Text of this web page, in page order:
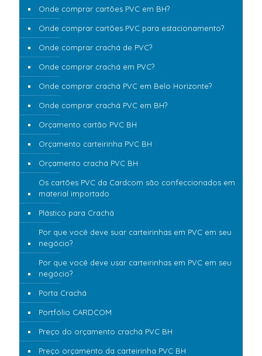
Onde comprar cartões PVC em BH?
Onde comprar cartões PVC para estacionamento?
Onde comprar crachá de PVC?
Onde comprar crachá em PVC?
Onde comprar crachá PVC em Belo Horizonte?
Onde comprar crachá PVC em BH?
Orçamento cartão PVC BH
Orçamento carteirinha PVC BH
Orçamento crachá PVC BH
Os cartões PVC da Cardcom são confeccionados em
material importado
Plástico para Crachá
Por que você deve suar carteirinhas em PVC em seu
negócio?
Por que você deve usar carteirinhas em PVC em seu
negócio?
Porta Crachá
Portfólio CARDCOM
Preço do orçamento crachá PVC BH
Preço orçamento da carteirinha PVC BH